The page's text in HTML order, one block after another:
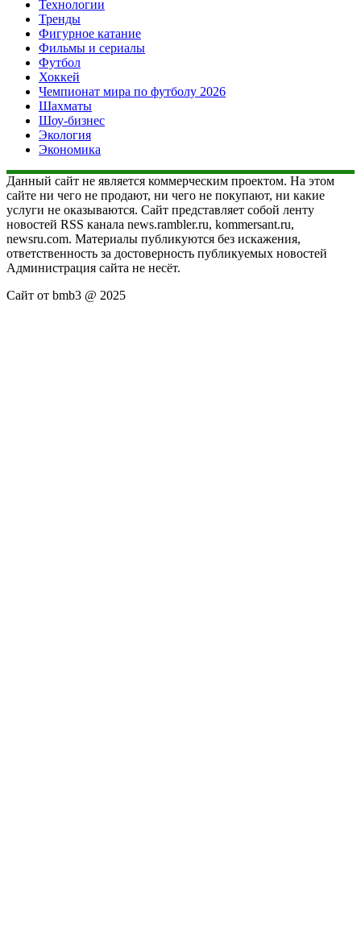
Технологии
Тренды
Фигурное катание
Фильмы и сериалы
Футбол
Хоккей
Чемпионат мира по футболу 2026
Шахматы
Шоу-бизнес
Экология
Экономика
Данный сайт не является коммерческим проектом. На этом
сайте ни чего не продают, ни чего не покупают, ни какие
услуги не оказываются. Сайт представляет собой ленту
новостей RSS канала news.rambler.ru, kommersant.ru,
newsru.com. Материалы публикуются без искажения,
ответственность за достоверность публикуемых новостей
Администрация сайта не несёт.
Сайт от bmb3 @ 2025